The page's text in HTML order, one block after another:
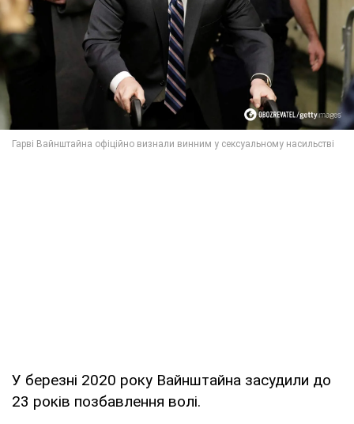
У березні 2020 року Вайнштайна засудили до
23 років позбавлення волі.